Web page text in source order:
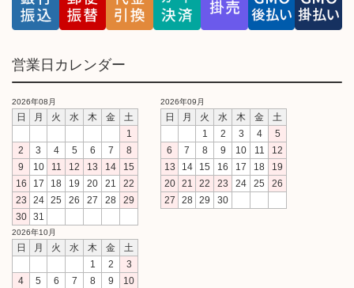
営業日カレンダー
2026年08月
日 月 火 水 木 金
土
1
2
3 4 5 6 7
8
9
10 11 12 13 14
15
16
17 18 19 20 21
22
23
24 25 26 27 28
29
30
31
2026年09月
日 月 火 水 木 金
土
1
2 3 4
5
6
7 8 9 10 11
12
13
14 15 16 17 18
19
20
21 22 23 24 25
26
27
28 29 30
2026年10月
日 月 火 水 木 金
土
1
2
3
4
5 6 7 8 9 10